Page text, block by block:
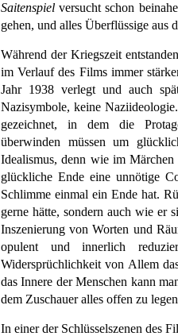
Saitenspiel versucht schon
gehen, und alles Überflüssige aus
Während der Kriegszeit
im Verlauf des Films immer
Jahr 1938 verlegt und auch
Nazisymbole, keine
gezeichnet, in dem die
überwinden müssen um
Idealismus, denn wie im
glückliche Ende eine unnötige
Schlimme einmal ein Ende hat.
gerne hätte, sondern auch wie er
Inszenierung von Worten und
opulent und innerlich
Widersprüchlichkeit von Allem
das Innere der Menschen kann
dem Zuschauer alles offen zu
In einer der Schlüsselszenen des